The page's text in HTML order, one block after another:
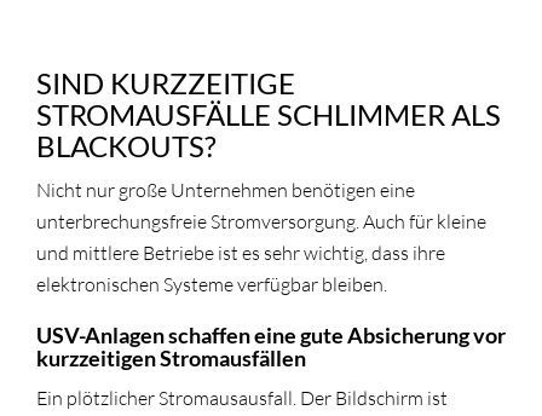
SIND KURZZEITIGE
STROMAUSFÄLLE SCHLIMMER ALS
BLACKOUTS?
Nicht nur große Unternehmen benötigen eine
unterbrechungsfreie Stromversorgung. Auch für kleine
und mittlere Betriebe ist es sehr wichtig, dass ihre
elektronischen Systeme verfügbar bleiben.
USV-Anlagen schaffen eine gute Absicherung vor
kurzzeitigen Stromausfällen
Ein plötzlicher Stromausausfall. Der Bildschirm ist